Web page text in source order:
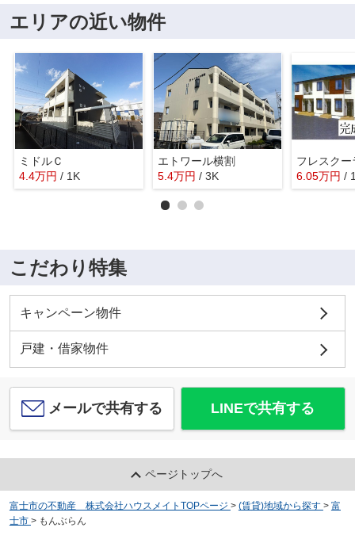
エリアの近い物件
ミドルＣ
4.4万円 / 1K
エトワール横割
5.4万円 / 3K
フレスクー
6.05万円 /
こだわり特集
キャンペーン物件
戸建・借家物件
メールで共有する LINEで共有する
ページトップへ
富士市の不動産 株式会社ハウスメイトTOPページ > (賃貸)地域から探す > 富
士市 > もんぶらん